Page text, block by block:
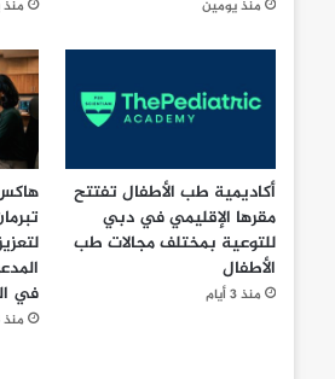
منذ يومين
أكاديمية طب الأطفال تفتتح
مقرها الإقليمي في دبي
للتوعية بمختلف مجالات طب
الأطفال
منذ 3 أيام
في
منذ 4 أيام